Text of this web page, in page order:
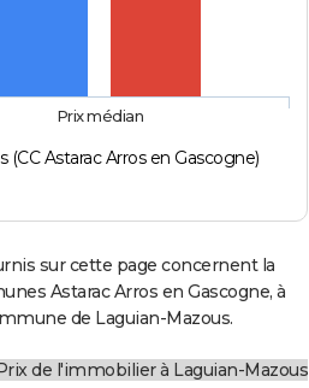
(CC Astarac Arros en Gascogne)
Prix médian
sur cette page concernent la
Astarac Arros en Gascogne, à
de Laguian-Mazous.
de l'immobilier à Laguian-Mazous